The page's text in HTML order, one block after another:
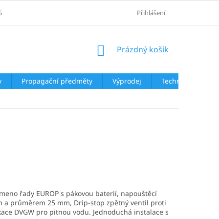
ÚDAJŮ Přihlášení
NÁKUPNÍ
Prázdný košík
Propagační předměty Výprodej
Technologie
řady EUROP s pákovou baterií, napouštěcí
a průměrem 25 mm, Drip-stop zpětný ventil proti
DVGW pro pitnou vodu. Jednoduchá instalace s